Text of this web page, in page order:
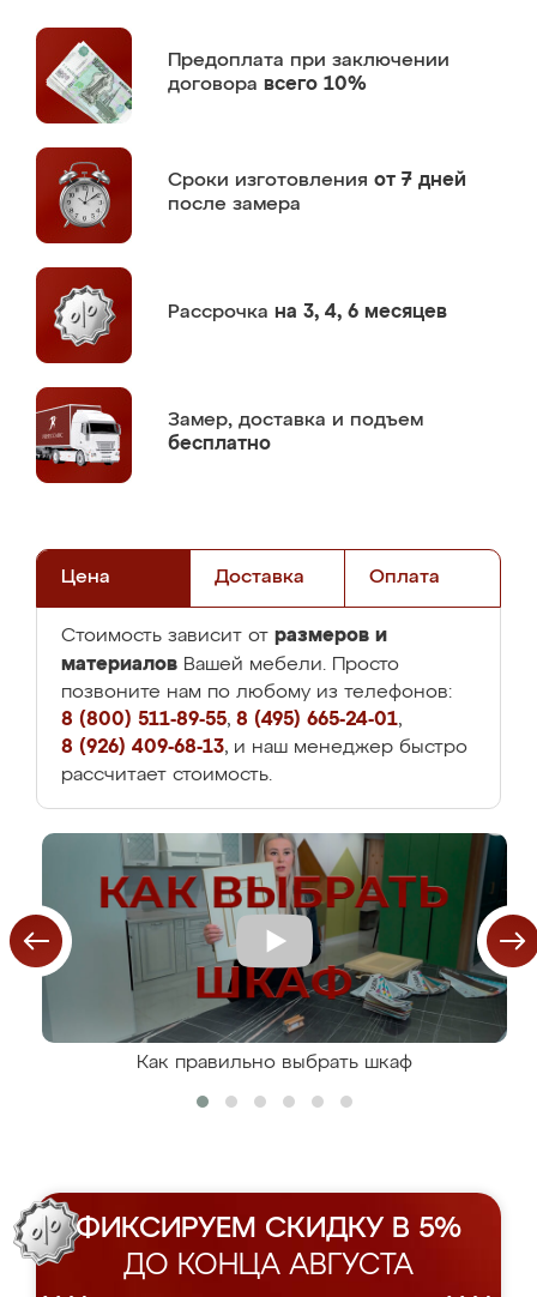
Предоплата при заключении
договора всего 10%
Сроки изготовления от 7 дней
после замера
Рассрочка на 3, 4, 6 месяцев
Замер, доставка и подъем
бесплатно
Цена Доставка Оплата
Стоимость зависит от размеров и
материалов Вашей мебели. Просто
позвоните нам по любому из телефонов:
8 (800) 511-89-55, 8 (495) 665-24-01,
8 (926) 409-68-13, и наш менеджер быстро
рассчитает стоимость.
Как правильно выбрать шкаф
ФИКСИРУЕМ СКИДКУ В 5%
ДО КОНЦА АВГУСТА